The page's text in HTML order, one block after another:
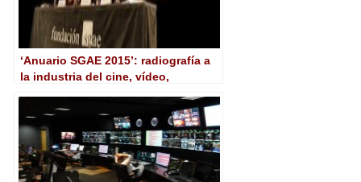
‘Anuario SGAE 2015’: radiografía a
la industria del cine, vídeo,